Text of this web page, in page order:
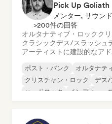
Pick Up Goliath
メンター, サウン
>200件の回答
オルタナティブ・ロックク
クラシックデス/スラッシュ
アーティストに建設的なア
ポスト・パンク
オルタナテ
クリスチャン・ロック
デス/
ハードロック
インディー・